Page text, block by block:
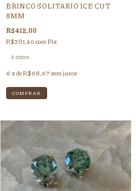
BRINCO SOLITARIO ICE CUT
8MM
R$412,00
R$391,40 comPix
4 cores
6 x deR$68,67 sem juros
COMPRAR